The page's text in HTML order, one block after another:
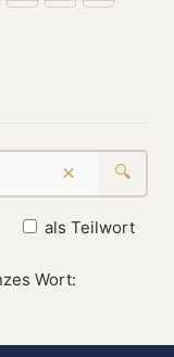
× 🔍
als Teilwort
Wort: